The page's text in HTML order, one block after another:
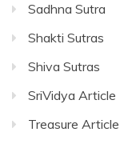
Sadhna Sutra
Shakti Sutras
Shiva Sutras
SriVidya Article
Treasure Article